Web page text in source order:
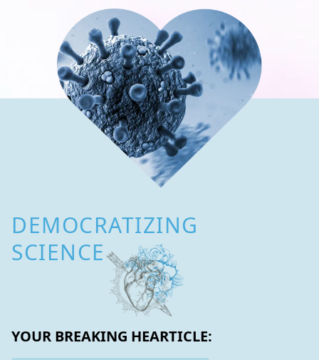
DEMOCRATIZING
SCIENCE
YOUR BREAKING HEARTICLE: